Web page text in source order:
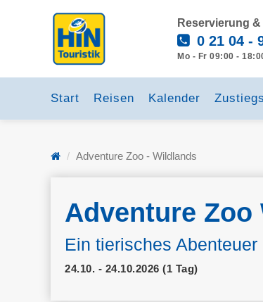
Reservierung
0 21 04 -
Mo - Fr 09:00 -
Start Reisen Kalender
Adventure Zoo - Wildlands
Adventure Zoo
Ein tierisches Abenteuer
24.10. - 24.10.2026 (1 Tag)